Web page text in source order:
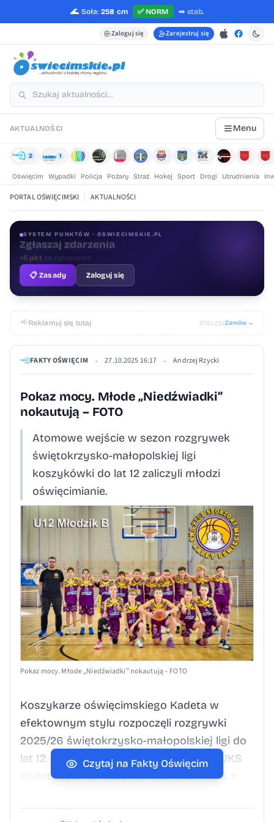
🌊 Soła: 258 cm ✅NORM ➡️ stab.
Zaloguj się Zarejestruj się
AKTUALNOŚCI Menu
2 1
Oświęcim Wypadki Policja Pożary Straż Hokej Sport Drogi Utrudnienia
PORTAL OŚWIĘCIMSKI | AKTUALNOŚCI
SYSTEM PUNKTÓW · OSWIECIMSKIE.PL
Oceniaj treści
+1 pktza ocenę
📋 Zasady
Zaloguj się
📢Reklamuj się tutaj 970×250Zamów →
FAKTY OŚWIĘCIM • 27.10.2025 16:17 • Andrzej Rzycki
Pokaz mocy. Młode „Niedźwiadki”
nokautują – FOTO
Atomowe wejście w sezon rozgrywek
świętokrzysko-małopolskiej ligi
koszykówki do lat 12 zaliczyli młodzi
oświęcimianie.
Pokaz mocy. Młode „Niedźwiadki” nokautują – FOTO
Koszykarze oświęcimskiego Kadeta w
efektownym stylu rozpoczęli rozgrywki
2025/26 świętokrzysko-małopolskiej ligi do
lat 12. Fot. FB/KS UKS Kadet Oświęcim UKS
Kadet rozbił na własnym pakiecie Regis z
window.adsbygoogle || []).push({}); W
Czytaj na Fakty Oświęcim